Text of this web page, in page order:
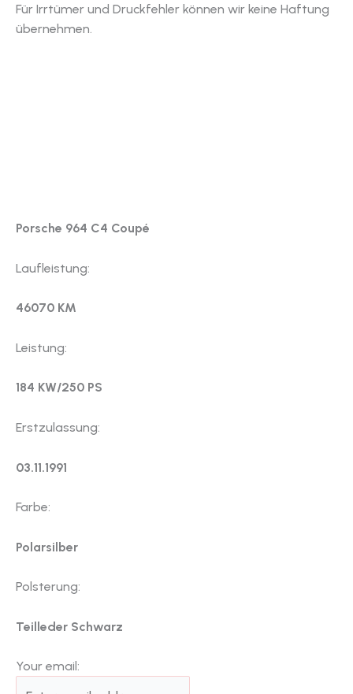
Für Irrtümer und Druckfehler können wir keine Haftung
übernehmen.
Porsche 964 C4 Coupé
Laufleistung:
46070 KM
Leistung:
184 KW/250 PS
Erstzulassung:
03.11.1991
Farbe:
Polarsilber
Polsterung:
Teilleder Schwarz
Your email: